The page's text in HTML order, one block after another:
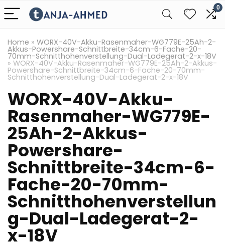
0
Home » WORX-40V-Akku-Rasenmaher-WG779E-25Ah-2-
Akkus-Powershare-Schnittbreite-34cm-6-Fache-20-
70mm-Schnitthohenverstellung-Dual-Ladegerat-2-x-18V
» WORX-40V-Akku-Rasenmaher-WG779E-25Ah-2-Akkus-
Powershare-Schnittbreite-34cm-6-Fache-20-70mm-
Schnitthohenverstellung-Dual-Ladegerat-2-x-18V
WORX-40V-Akku-
Rasenmaher-WG779E-
25Ah-2-Akkus-
Powershare-
Schnittbreite-34cm-6-
Fache-20-70mm-
Schnitthohenverstellun
g-Dual-Ladegerat-2-
x-18V